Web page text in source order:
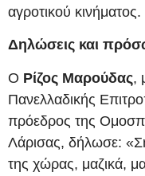
αγροτικού κινήματος.
Δηλώσεις και
Ο Ρίζος Μαρούδας,
Πανελλαδικής
πρόεδρος της
Λάρισας, δήλωσε:
της χώρας, μαζικά,